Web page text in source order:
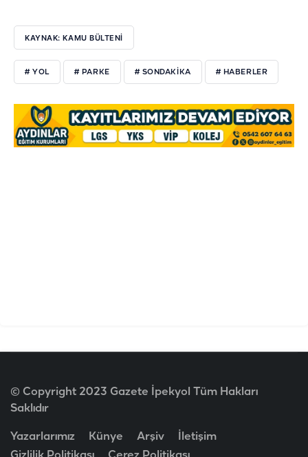
KAYNAK: KAMU BÜLTENI
# YOL # PARKE # SONDAKIKA # HABERLER
© Copyright 2023 Gazete İpekyol Tüm Hakları
Saklıdır
Yazarlarımız Künye Arşiv
İletişim